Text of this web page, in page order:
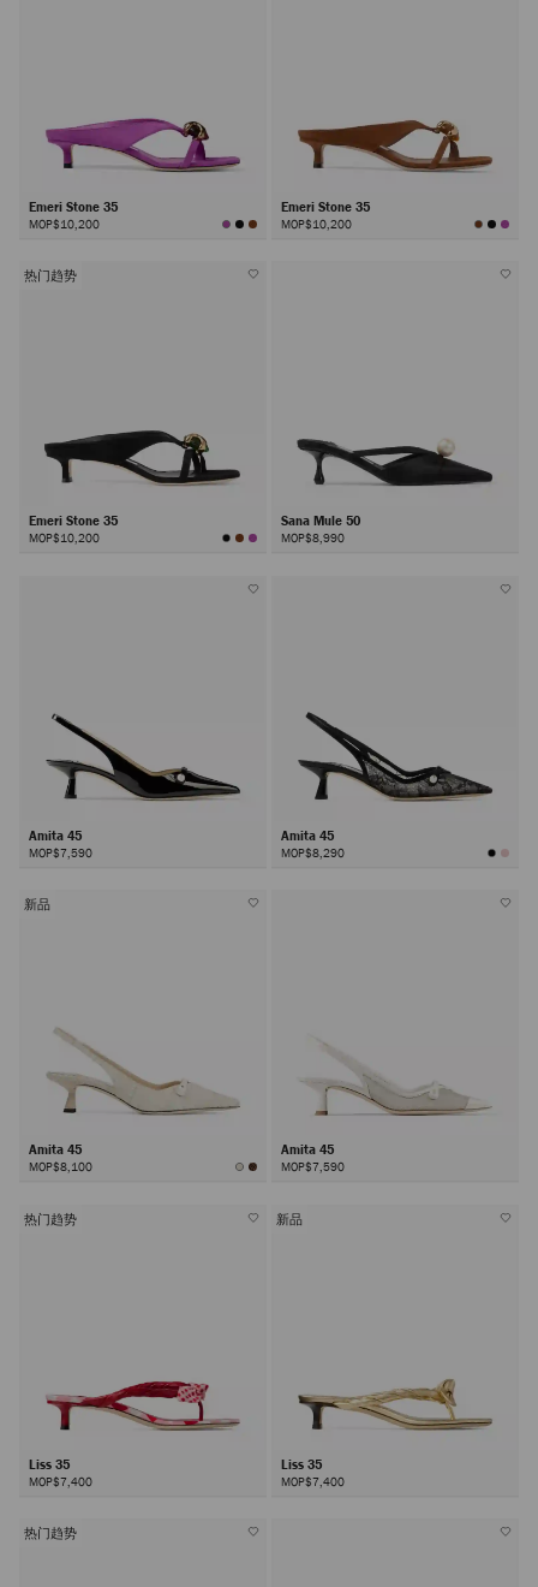
Emeri Stone 35
MOP$10,200
Emeri Stone 35
MOP$10,200
热门趋势
Emeri Stone 35
MOP$10,200
Sana Mule 50
MOP$8,990
Amita 45
MOP$7,590
Amita 45
MOP$8,290
新品
Amita 45
MOP$8,100
Amita 45
MOP$7,590
热门趋势
Liss 35
MOP$7,400
新品
Liss 35
MOP$7,400
热门趋势